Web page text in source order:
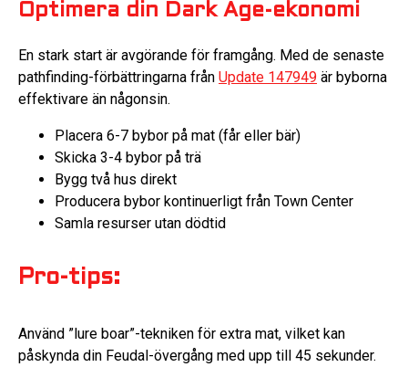
Optimera din Dark Age-ekonomi
En stark start är avgörande för framgång. Med de senaste
pathfinding-förbättringarna från Update 147949 är byborna
effektivare än någonsin.
Placera 6-7 bybor på mat (får eller bär)
Skicka 3-4 bybor på trä
Bygg två hus direkt
Producera bybor kontinuerligt från Town Center
Samla resurser utan dödtid
Pro-tips:
Använd ”lure boar”-tekniken för extra mat, vilket kan
påskynda din Feudal-övergång med upp till 45 sekunder.